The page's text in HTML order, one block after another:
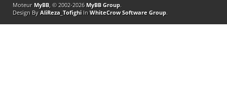
Moteur MyBB, © 2002-2026 MyBB Group.
Design By AliReza_TofighiIn WhiteCrow Software Group.